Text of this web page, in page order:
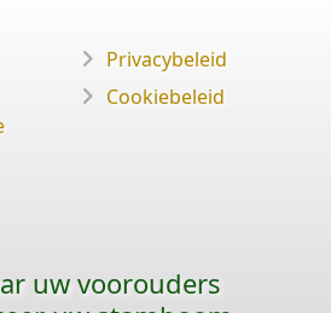
Privacybeleid
Cookiebeleid
uw voorouders